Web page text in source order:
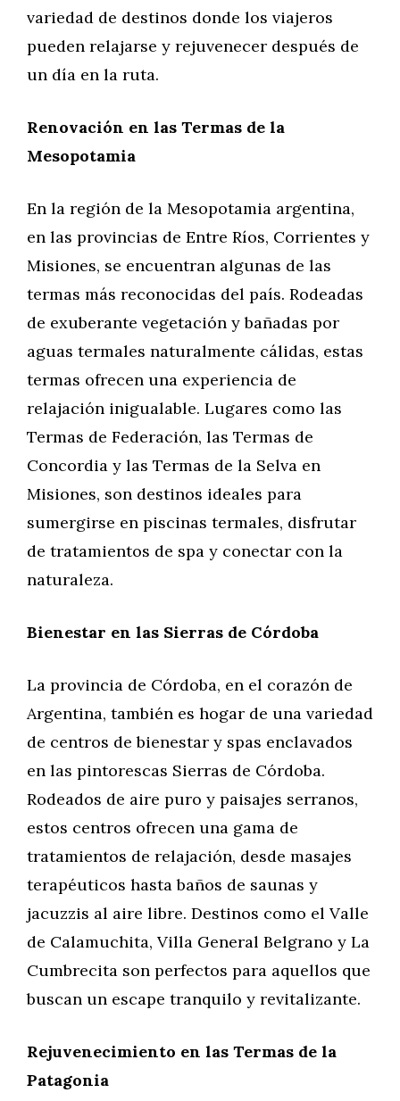
variedad de destinos donde los viajeros
pueden relajarse y rejuvenecer después de
un día en la ruta.
Renovación en las Termas de la
Mesopotamia
En la región de la Mesopotamia argentina,
en las provincias de Entre Ríos, Corrientes y
Misiones, se encuentran algunas de las
termas más reconocidas del país. Rodeadas
de exuberante vegetación y bañadas por
aguas termales naturalmente cálidas, estas
termas ofrecen una experiencia de
relajación inigualable. Lugares como las
Termas de Federación, las Termas de
Concordia y las Termas de la Selva en
Misiones, son destinos ideales para
sumergirse en piscinas termales, disfrutar
de tratamientos de spa y conectar con la
naturaleza.
Bienestar en las Sierras de Córdoba
La provincia de Córdoba, en el corazón de
Argentina, también es hogar de una variedad
de centros de bienestar y spas enclavados
en las pintorescas Sierras de Córdoba.
Rodeados de aire puro y paisajes serranos,
estos centros ofrecen una gama de
tratamientos de relajación, desde masajes
terapéuticos hasta baños de saunas y
jacuzzis al aire libre. Destinos como el Valle
de Calamuchita, Villa General Belgrano y La
Cumbrecita son perfectos para aquellos que
buscan un escape tranquilo y revitalizante.
Rejuvenecimiento en las Termas de la
Patagonia